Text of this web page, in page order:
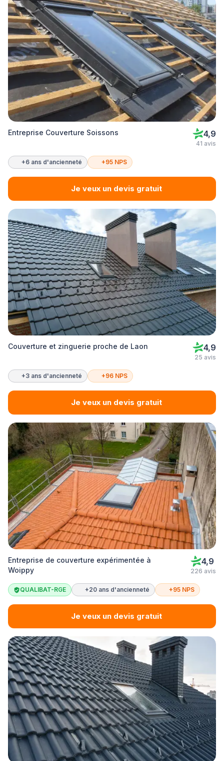
Entreprise Couverture Soissons 4,9
41 avis
+6 ans d'ancienneté +95 NPS
Je veux un devis gratuit
Couverture et zinguerie proche de Laon 4,9
25 avis
+3 ans d'ancienneté +96 NPS
Je veux un devis gratuit
Entreprise de couverture expérimentée à
Woippy
4,9
226 avis
QUALIBAT-RGE +20 ans d'ancienneté +95 NPS
Je veux un devis gratuit